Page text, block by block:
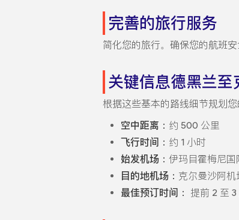
完善的旅行服务
简化您的旅行。确保您的航班
关键信息德黑兰至
根据这些基本的路线细节规划您
空中距离： 约 500 公里
飞行时间： 约 1 小时
始发机场： 伊玛目霍梅尼国
目的地机场： 克尔曼沙阿机
最佳预订时间：
提前 2 至 3